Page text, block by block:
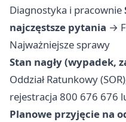
Diagnostyka i pracownie
najczęstsze pytania →
Najważniejsze sprawy
Stan nagły (wypadek,
Oddział Ratunkowy
rejestracja 800 676 676
Planowe przyjęcie na